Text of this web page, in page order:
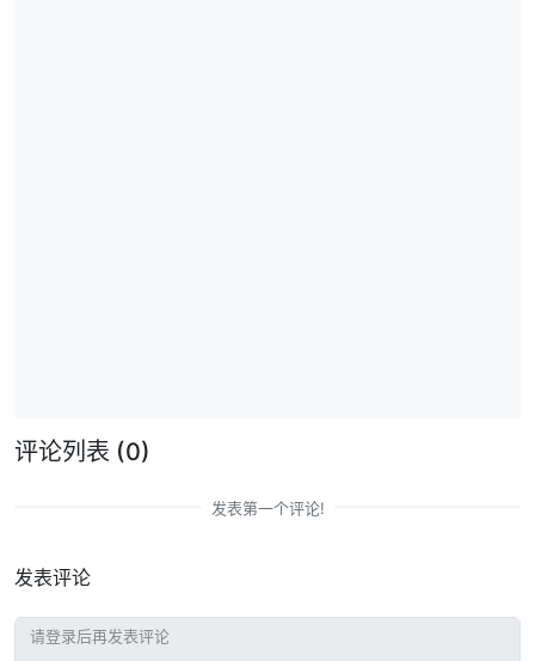
评论列表 (0)
发表第一个评论!
发表评论